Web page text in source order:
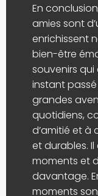
En
amies sont
enrichissent
bien-être
souvenirs
instant passé
grandes
quotidiens,
d’amitié et à
et durables.
moments et
davantage.
moments